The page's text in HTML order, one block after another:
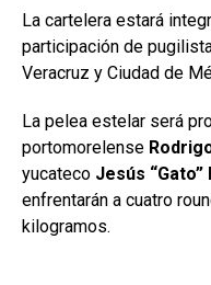
La cartelera estará
participación de
Veracruz y Ciudad de
La pelea estelar será
portomorelense
yucateco Jesús
enfrentarán a cuatro
kilogramos.